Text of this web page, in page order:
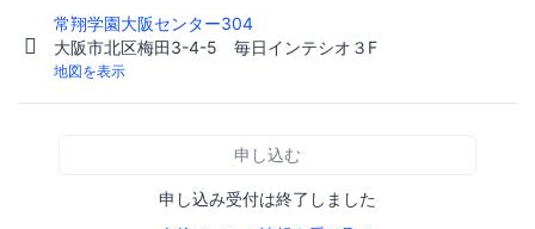
常翔学園大阪センター304
大阪市北区梅田3-4-5 毎日インテシオ３F
地図を表示
申し込む
申し込み受付は終了しました